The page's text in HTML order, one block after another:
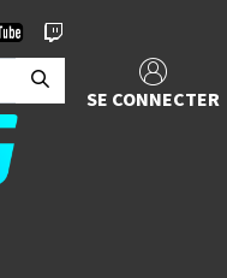
SE CONNECTER